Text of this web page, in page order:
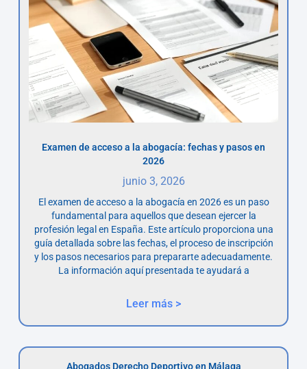
Examen de acceso a la abogacía: fechas y pasos en
2026
junio 3, 2026
El examen de acceso a la abogacía en 2026 es un paso
fundamental para aquellos que desean ejercer la
profesión legal en España. Este artículo proporciona una
guía detallada sobre las fechas, el proceso de inscripción
y los pasos necesarios para prepararte adecuadamente.
La información aquí presentada te ayudará a
Leer más >
Abogados Derecho Deportivo en Málaga